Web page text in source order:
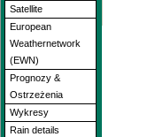
Satellite
European
Weathernetwork
(EWN)
Prognozy &
Ostrzeżenia
Wykresy
Rain details